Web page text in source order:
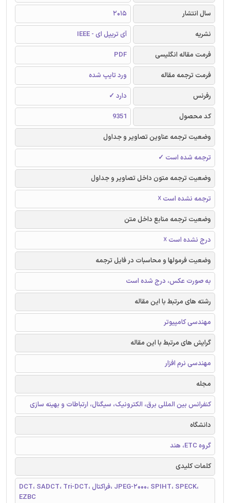
سال انتشار
2015
نشریه
آی تریپل ای - IEEE
فرمت مقاله انگلیسی
PDF
فرمت ترجمه مقاله
ورد تایپ شده
رفرنس
دارد ✓
کد محصول
9351
وضعیت ترجمه عناوین تصاویر و جداول
ترجمه شده است ✓
وضعیت ترجمه متون داخل تصاویر و جداول
ترجمه نشده است ☓
وضعیت ترجمه منابع داخل متن
درج نشده است ☓
وضعیت فرمولها و محاسبات در فایل ترجمه
به صورت عکس، درج شده است
رشته های مرتبط با این مقاله
مهندسی کامپیوتر
گرایش های مرتبط با این مقاله
مهندسی نرم افزار
مجله
کنفرانس بین المللی برق، الکترونیک، سیگنال، ارتباطات و بهینه سازی
دانشگاه
گروه ETC، هند
کلمات کلیدی
DCT، SADCT، Tri-DCT، فراکتال، JPEG-2000، SPIHT، SPECK،
EZBC